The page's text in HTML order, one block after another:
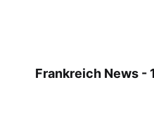
Frankreich News -